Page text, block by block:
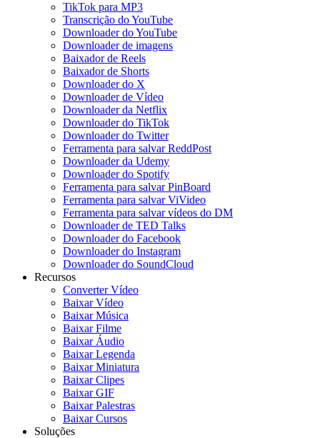
TikTok para MP3
Transcrição do YouTube
Downloader do YouTube
Downloader de imagens
Baixador de Reels
Baixador de Shorts
Downloader do X
Downloader de Vídeo
Downloader da Netflix
Downloader do TikTok
Downloader do Twitter
Ferramenta para salvar ReddPost
Downloader da Udemy
Downloader do Spotify
Ferramenta para salvar PinBoard
Ferramenta para salvar ViVideo
Ferramenta para salvar vídeos do DM
Downloader de TED Talks
Downloader do Facebook
Downloader do Instagram
Downloader do SoundCloud
Recursos
Converter Vídeo
Baixar Vídeo
Baixar Música
Baixar Filme
Baixar Áudio
Baixar Legenda
Baixar Miniatura
Baixar Clipes
Baixar GIF
Baixar Palestras
Baixar Cursos
Soluções